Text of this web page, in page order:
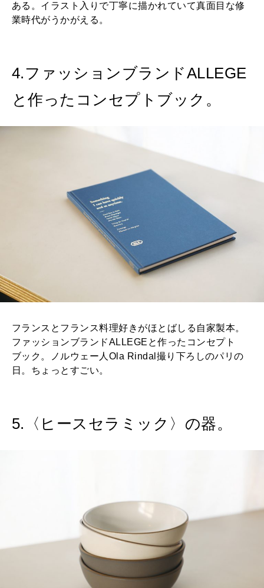
ある。イラスト入りで丁寧に描かれていて真面目な修
業時代がうかがえる。
4.ファッションブランドALLEGE
と作ったコンセプトブック。
フランスとフランス料理好きがほとばしる自家製本。
ファッションブランドALLEGEと作ったコンセプト
ブック。ノルウェー人Ola Rindal撮り下ろしのパリの
日。ちょっとすごい。
5.〈ヒースセラミック〉の器。